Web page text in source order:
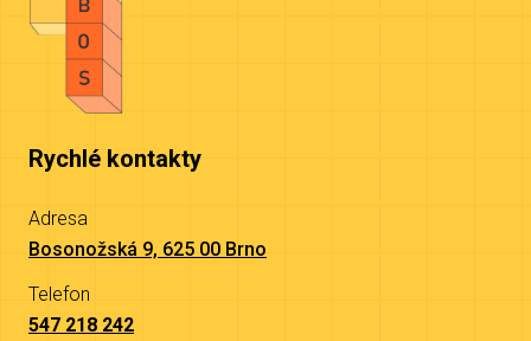
Rychlé kontakty
Adresa
Bosonožská 9, 625 00 Brno
Telefon
547 218 242